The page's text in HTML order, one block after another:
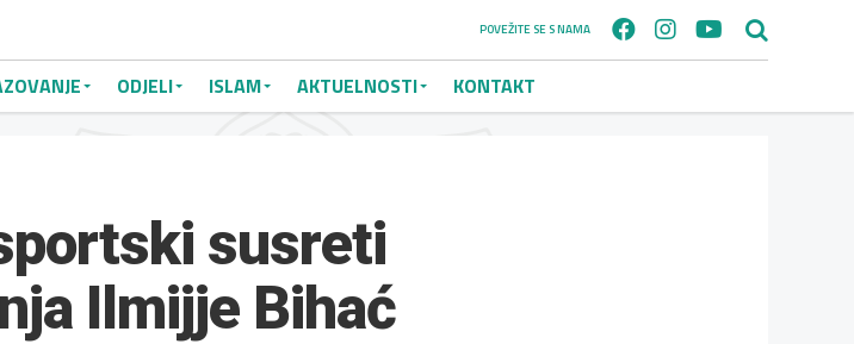
POVEŽITE SE S NAMA
ODJELI ISLAM AKTUELNOSTI KONTAKT
susreti
Ilmijje Bihać